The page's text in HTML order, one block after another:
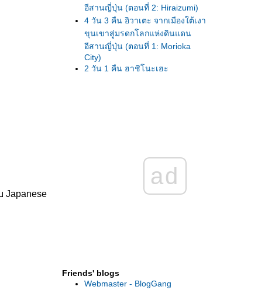
Japanese
อีสานญี่ปุ่น (ตอนที่ 2: Hiraizumi)
4 วัน 3 คืน อิวาเตะ จากเมืองใต้เงา
ขุนเขาสู่มรดกโลกแห่งดินแดน
อีสานญี่ปุ่น (ตอนที่ 1: Morioka
City)
2 วัน 1 คืน ฮาชิโนะเฮะ
3 วัน 2 คืน คานาซาวะ เยือนถิ่นดิน
ดนซามูไรแห่งภูมิภาคโฮกุริคุ
2 วัน 1 คืน โทยามะ แดนสวรรค์ใต้
ของประเทศญี่ปุ่น (ตอนที่ 3:
ad
Friends' blogs
Webmaster - BlogGang